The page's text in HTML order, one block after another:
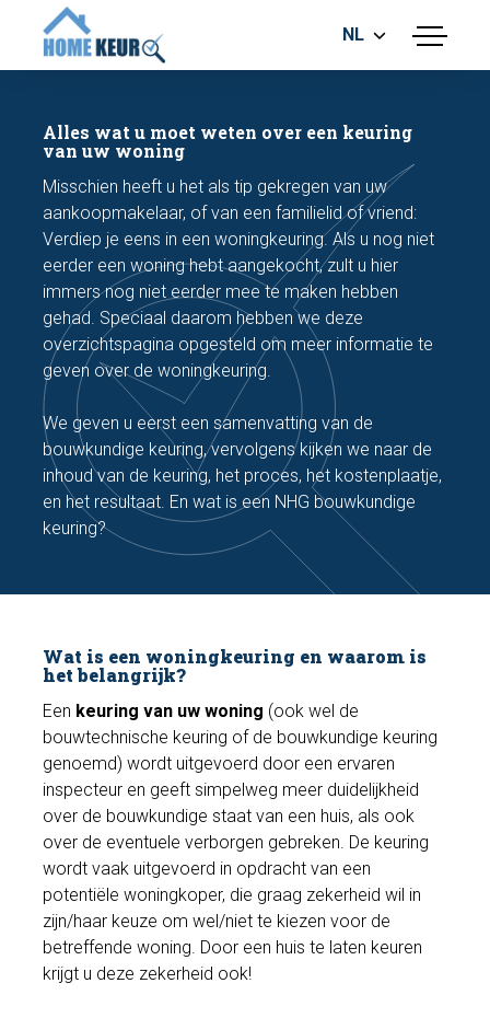
menu
BOUWKUNDIGE KEURING
MEETRAPPORT
FUNDERINGSRISICO ONDERZOEK
NL
Maak een afspraak
Bel nu
Alles wat u moet weten over een keuring
van uw woning
Misschien heeft u het als tip gekregen van uw
aankoopmakelaar, of van een familielid of vriend:
Verdiep je eens in een woningkeuring. Als u nog niet
eerder een woning hebt aangekocht, zult u hier
immers nog niet eerder mee te maken hebben
gehad. Speciaal daarom hebben we deze
overzichtspagina opgesteld om meer informatie te
geven over de woningkeuring.
We geven u eerst een samenvatting van de
bouwkundige keuring, vervolgens kijken we naar de
inhoud van de keuring, het proces, het kostenplaatje,
en het resultaat. En wat is een NHG bouwkundige
keuring?
Wat is een woningkeuring en waarom is
het belangrijk?
Een keuring van uw woning (ook wel de
bouwtechnische keuring of de bouwkundige keuring
genoemd) wordt uitgevoerd door een ervaren
inspecteur en geeft simpelweg meer duidelijkheid
over de bouwkundige staat van een huis, als ook
over de eventuele verborgen gebreken. De keuring
wordt vaak uitgevoerd in opdracht van een
potentiële woningkoper, die graag zekerheid wil in
zijn/haar keuze om wel/niet te kiezen voor de
betreffende woning. Door een huis te laten keuren
krijgt u deze zekerheid ook!